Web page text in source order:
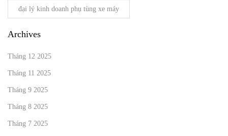
đại lý kinh doanh phụ tùng xe máy
Archives
Tháng 12 2025
Tháng 11 2025
Tháng 9 2025
Tháng 8 2025
Tháng 7 2025